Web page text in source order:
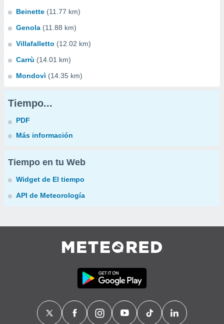
Beinette (11.77 km)
Genola (11.88 km)
Villafalletto (12.02 km)
Carrù (14.01 km)
Mondovì (14.35 km)
Tiempo...
PDF
Más información
Tiempo en tu Web
Widget de El tiempo
API de Meteorología